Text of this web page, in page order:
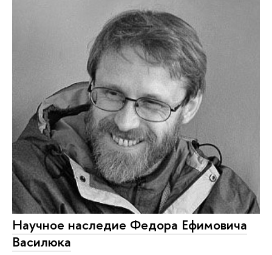
Научное наследие Федора Ефимовича
Василюка